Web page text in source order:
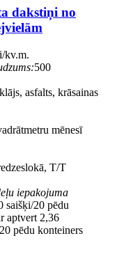
dakstiņi no
kv.m.
500
asfalts, krāsainas
mēnesī
T/T
iepakojuma
saišķi/20 pēdu
aptvert 2,36
pēdu konteiners